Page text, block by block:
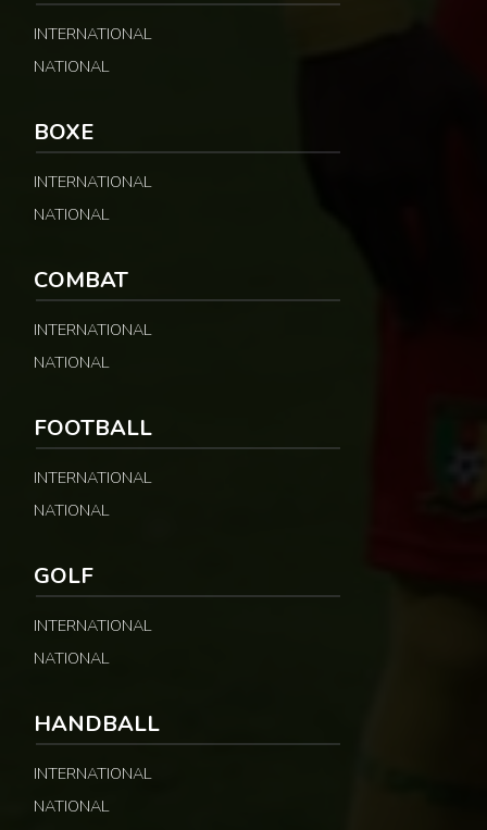
INTERNATIONAL
NATIONAL
BOXE
INTERNATIONAL
NATIONAL
COMBAT
INTERNATIONAL
NATIONAL
FOOTBALL
INTERNATIONAL
NATIONAL
GOLF
INTERNATIONAL
NATIONAL
HANDBALL
INTERNATIONAL
NATIONAL